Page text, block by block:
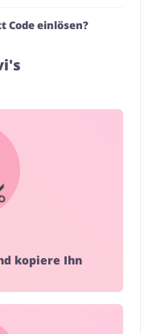
Code einlösen?
kopiere Ihn